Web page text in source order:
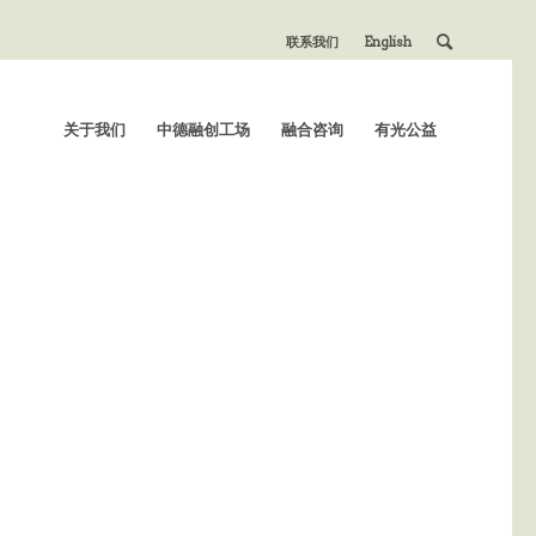
联系我们 English
关于我们 中德融创工场 融合咨询 有光公益